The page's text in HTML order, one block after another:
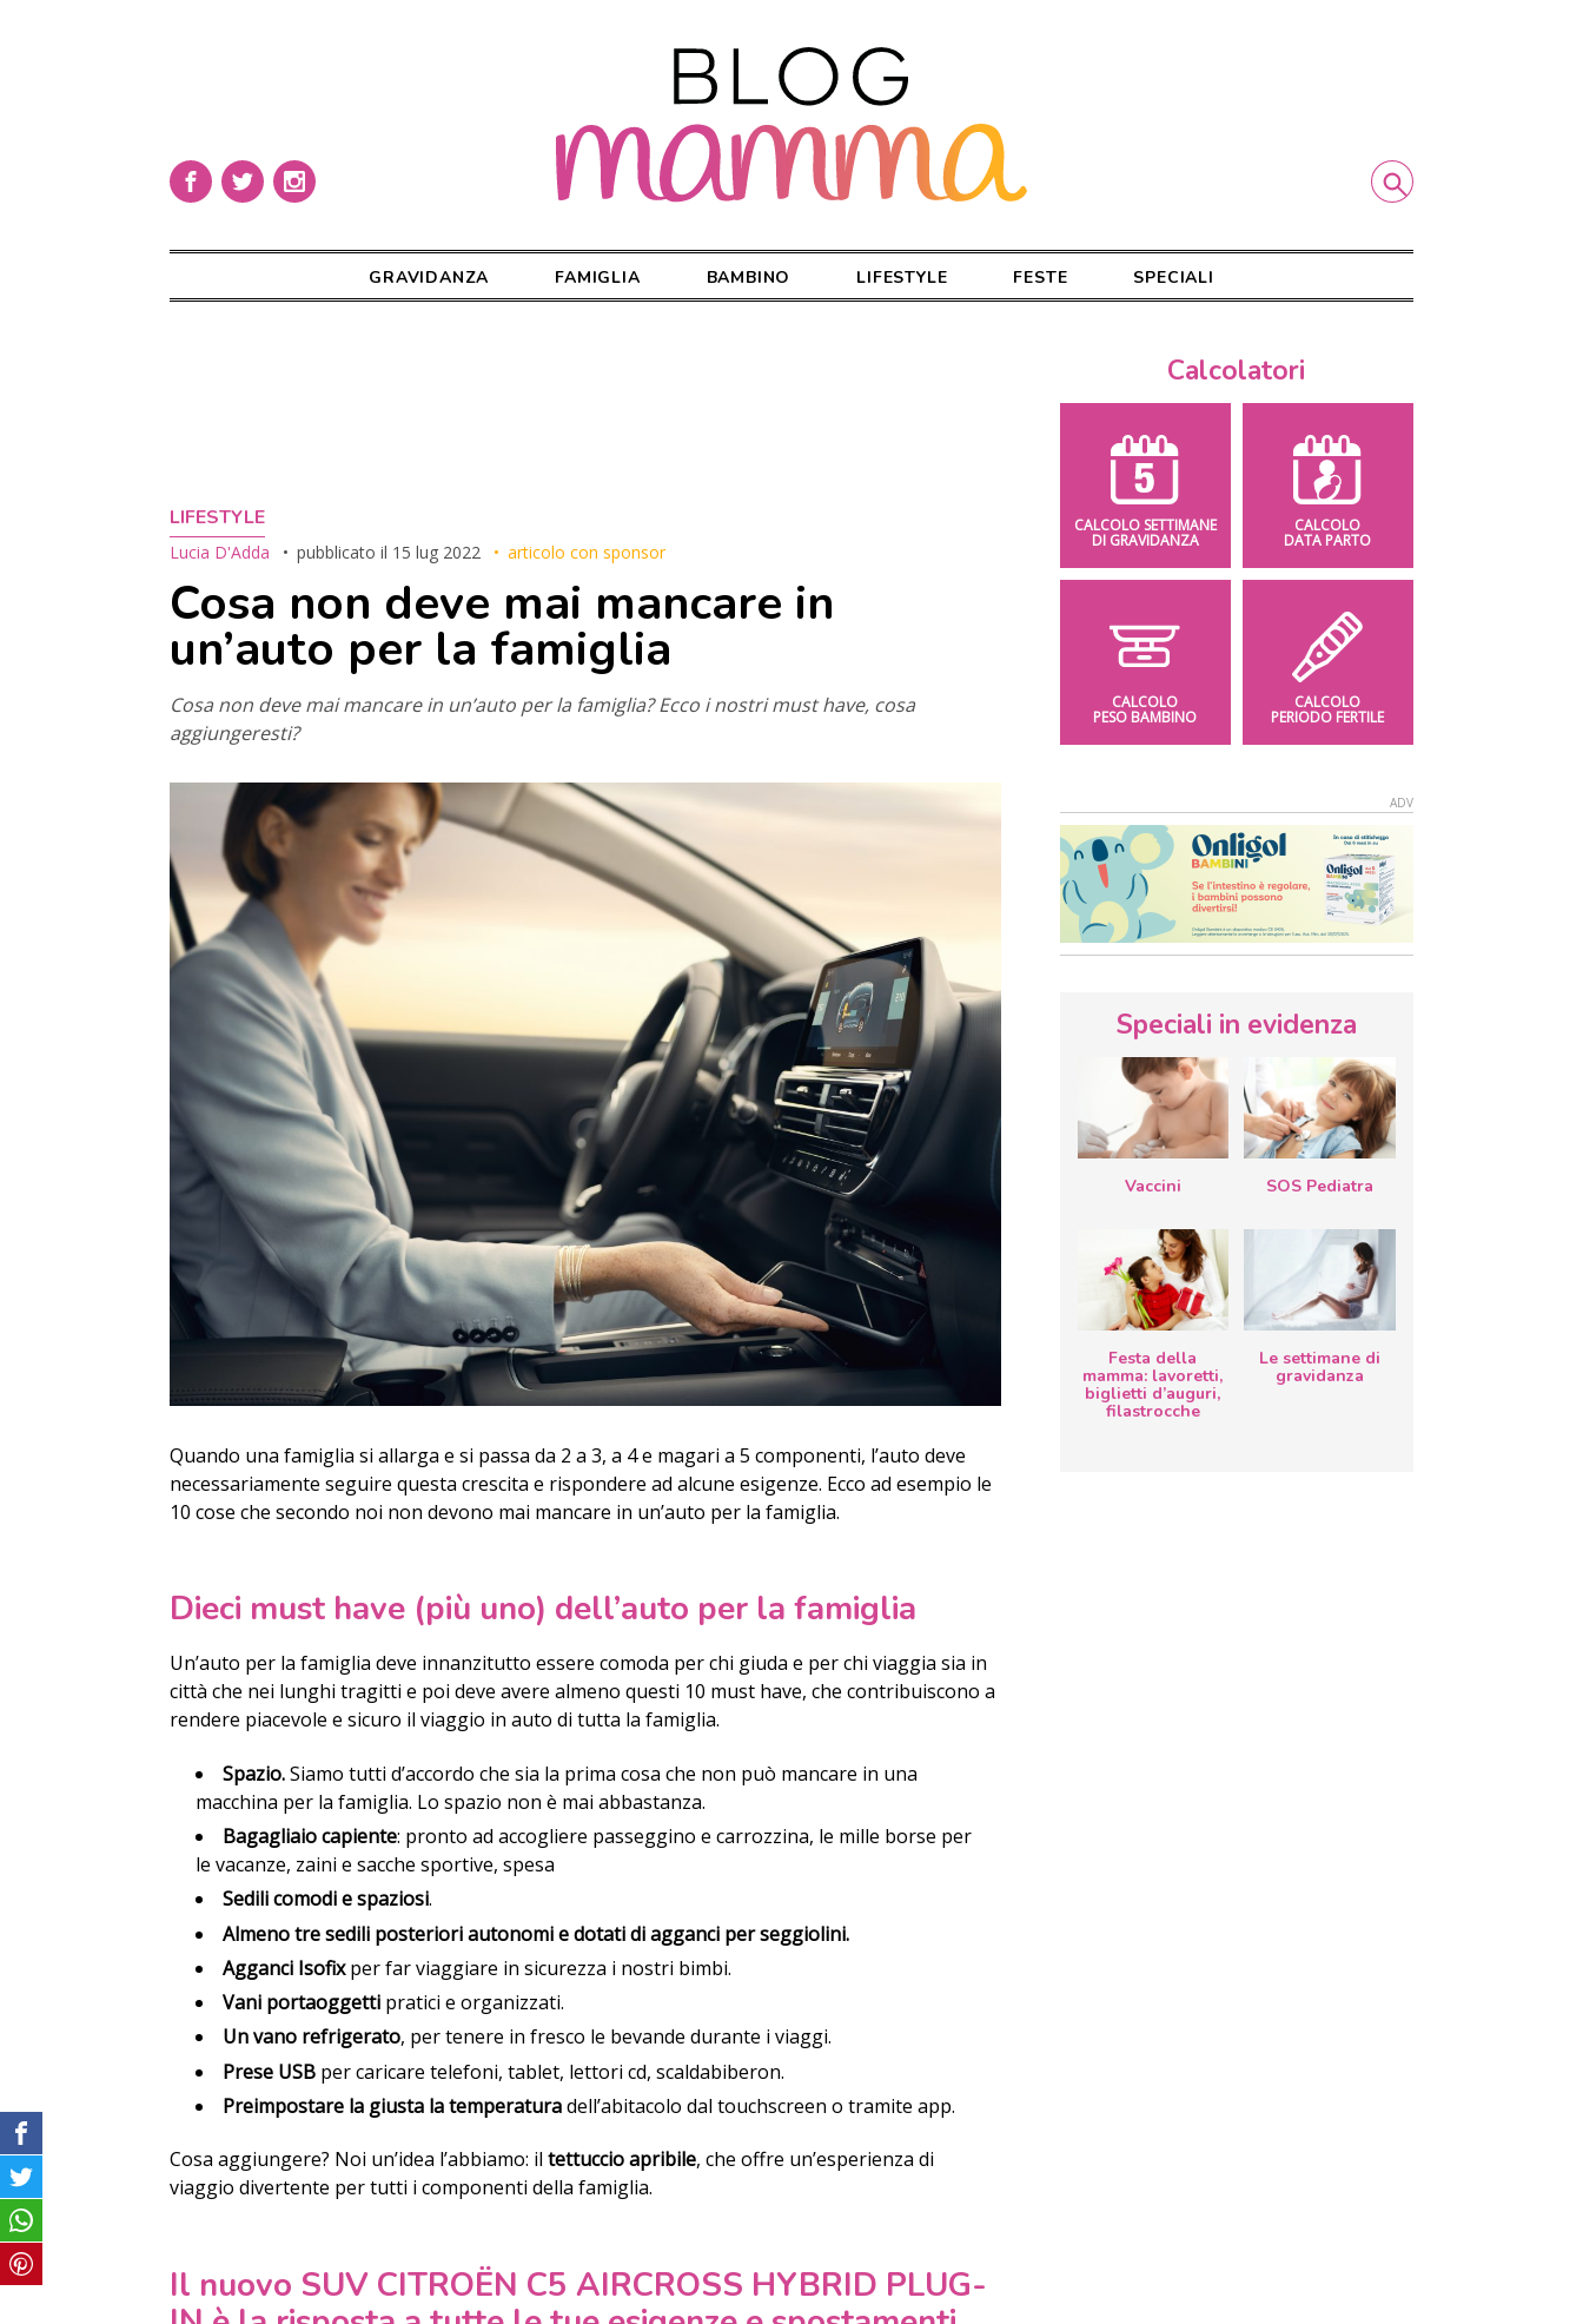
GRAVIDANZA FAMIGLIA BAMBINO LIFESTYLE FESTE SPECIALI
LIFESTYLE
Lucia D'Adda pubblicato il 15 lug 2022 articolo con sponsor
Cosa non deve mai mancare in
un’auto per la famiglia
Cosa non deve mai mancare in un’auto per la famiglia? Ecco i nostri must have, cosa
aggiungeresti?
Quando una famiglia si allarga e si passa da 2 a 3, a 4 e magari a 5 componenti, l’auto deve
necessariamente seguire questa crescita e rispondere ad alcune esigenze. Ecco ad esempio le
10 cose che secondo noi non devono mai mancare in un’auto per la famiglia.
Dieci must have (più uno) dell’auto per la famiglia
Un’auto per la famiglia deve innanzitutto essere comoda per chi giuda e per chi viaggia sia in
città che nei lunghi tragitti e poi deve avere almeno questi 10 must have, che contribuiscono a
rendere piacevole e sicuro il viaggio in auto di tutta la famiglia.
Spazio.Siamo tutti d’accordo che sia la prima cosa che non può mancare in una
macchina per la famiglia. Lo spazio non è mai abbastanza.
Bagagliaio capiente: pronto ad accogliere passeggino e carrozzina, le mille borse per
le vacanze, zaini e sacche sportive, spesa
Sedili comodi e spaziosi.
Almeno tre sedili posteriori autonomi e dotati di agganci per seggiolini.
Agganci Isofixper far viaggiare in sicurezza i nostri bimbi.
Vani portaoggetti pratici e organizzati.
Un vano refrigerato, per tenere in fresco le bevande durante i viaggi.
Prese USBper caricare telefoni, tablet, lettori cd, scaldabiberon.
Preimpostare la giusta la temperaturadell’abitacolo dal touchscreen o tramite app.
Cosa aggiungere? Noi un’idea l’abbiamo: iltettuccio apribile, che offre un’esperienza di
viaggio divertente per tutti i componenti della famiglia.
Il nuovo SUV CITROËN C5 AIRCROSS HYBRID PLUG-
Calcolatori
CALCOLO SETTIMANE
DI GRAVIDANZA
CALCOLO
DATA PARTO
CALCOLO
PESO BAMBINO
CALCOLO
PERIODO FERTILE
Speciali in evidenza
Vaccini SOS Pediatra
Festa della
mamma: lavoretti,
biglietti d’auguri,
filastrocche
Le settimane di
gravidanza